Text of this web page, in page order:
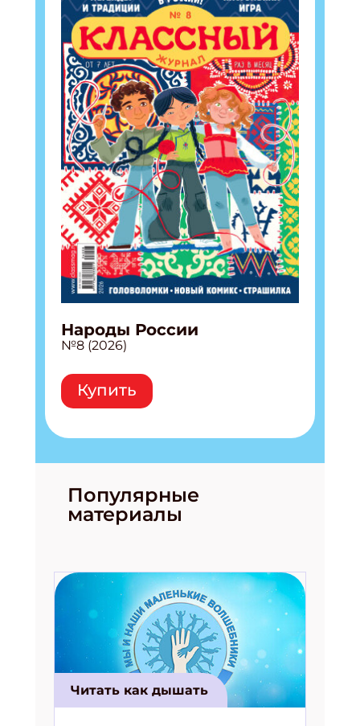
Народы России
№8 (2026)
Купить
Популярные
материалы
Читать как дышать